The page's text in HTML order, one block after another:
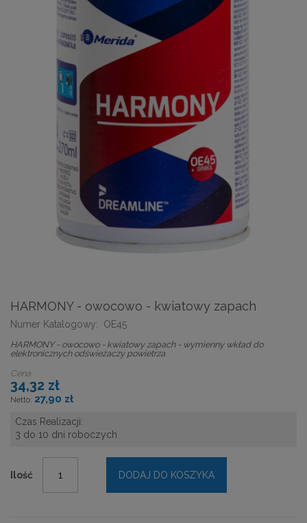
HARMONY - owocowo - kwiatowy zapach
Numer Katalogowy: OE45
HARMONY - owocowo - kwiatowy zapach - wymienny wkład do
elektronicznych odświeżaczy powietrza
Cena
34,32 zł
27,90 zł
Czas Realizacji:
3 do 10 dni roboczych
Ilość DODAJ DO KOSZYKA